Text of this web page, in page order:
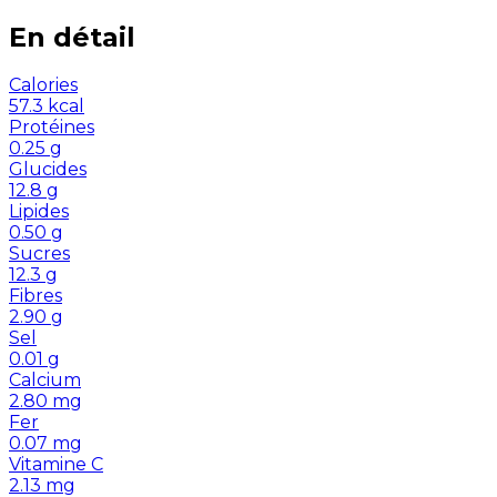
En détail
Calories
57.3 kcal
Protéines
0.25 g
Glucides
12.8 g
Lipides
0.50 g
Sucres
12.3 g
Fibres
2.90 g
Sel
0.01 g
Calcium
2.80 mg
Fer
0.07 mg
Vitamine C
2.13 mg